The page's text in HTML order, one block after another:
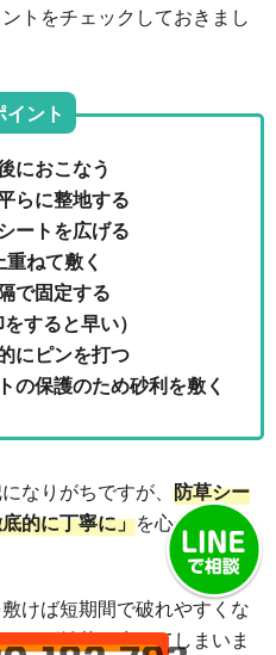
トをチェックしておきまし
ント
におこなう
らに整地する
ートを広げる
ねて敷く
で固定する
すると早い）
にピンを打つ
の保護のため砂利を敷く
なりがちですが、 防草シー
的に丁寧に」を心がけた方
けば短期間で破れやすくな
れば雑草が生えてしまいま